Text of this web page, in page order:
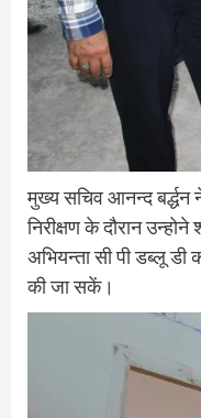
मुख्य सचिव आनन्द बर्द्धन
निरीक्षण के दौरान
अभियन्ता सी पी डब्लू डी
की जा सकें।